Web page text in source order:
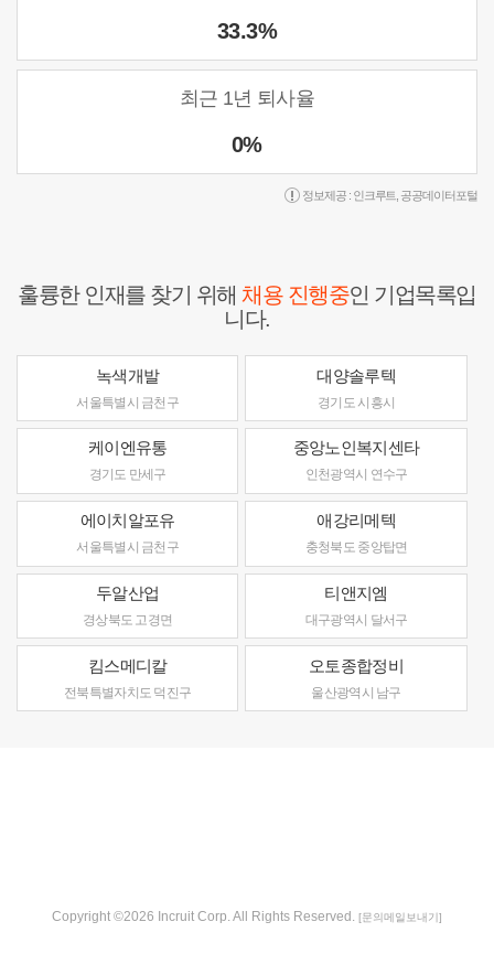
33.3%
최근 1년 퇴사율
0%
정보제공 : 인크루트 공공데이터포털
훌륭한 인재를 찾기 위해채용 진행중인 기업목록입
니다.
녹색개발
서울특별시 금천구
대양솔루텍
경기도 시흥시
케이엔유통
경기도 만세구
중앙노인복지센타
인천광역시 연수구
에이치알포유
서울특별시 금천구
애강리메텍
충청북도 중앙탑면
두알산업
경상북도 고경면
티앤지엠
대구광역시 달서구
킴스메디칼
전북특별자치도 덕진구
오토종합정비
울산광역시 남구
Copyright ©2026 Incruit Corp. All Rights Reserved. [문의메일보내기]